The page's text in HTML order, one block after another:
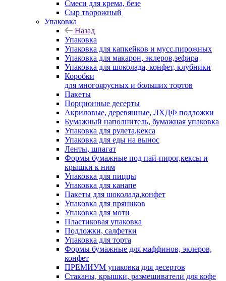
Смеси для крема, безе
Сыр творожный
Упаковка
Назад
Упаковка
Упаковка для капкейков и мусс.пирожных
Упаковка для макарон, эклеров,зефира
Упаковка для шоколада, конфет, клубники
Коробки
для многоярусных и больших тортов
Пакеты
Порционные десерты
Акриловые, деревянные, ЛХДФ подложки
Бумажный наполнитель, бумажная упаковка
Упаковка для рулета,кекса
Упаковка для еды на вынос
Ленты, шпагат
Формы бумажные под пай-пирог,кексы и
крышки к ним
Упаковка для пиццы
Упаковка для канапе
Пакеты для шоколада,конфет
Упаковка для пряников
Упаковка для моти
Пластиковая упаковка
Подложки, салфетки
Упаковка для торта
Формы бумажные для маффинов, эклеров,
конфет
ПРЕМИУМ упаковка для десертов
Стаканы, крышки, размешиватели для кофе